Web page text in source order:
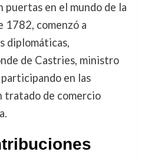
en el mundo de la
1782, comenzó a
diplomáticas,
de Castries, ministro
en las
tratado de comercio